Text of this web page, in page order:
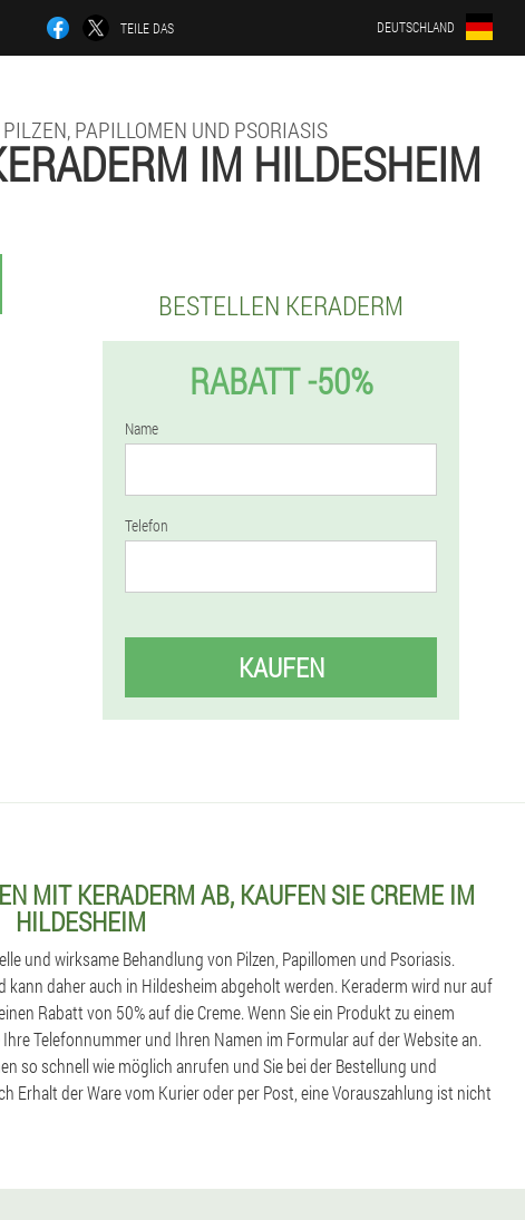
TEILE DAS DEUTSCHLAND
PAPILLOMEN UND PSORIASIS
IM HILDESHEIM
BESTELLEN KERADERM
RABATT -50%
Name
Telefon
KAUFEN
MIT KERADERM AB, KAUFEN SIE CREME IM
HILDESHEIM
und wirksame Behandlung von Pilzen, Papillomen und Psoriasis.
daher auch in Hildesheim abgeholt werden. Keraderm wird nur auf
Rabatt von 50% auf die Creme. Wenn Sie ein Produkt zu einem
Telefonnummer und Ihren Namen im Formular auf der Website an.
so schnell wie möglich anrufen und Sie bei der Bestellung und
Erhalt der Ware vom Kurier oder per Post, eine Vorauszahlung ist nicht